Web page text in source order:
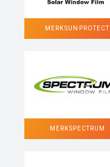
MERK SUN PROTECT
MERK SPECTRUM